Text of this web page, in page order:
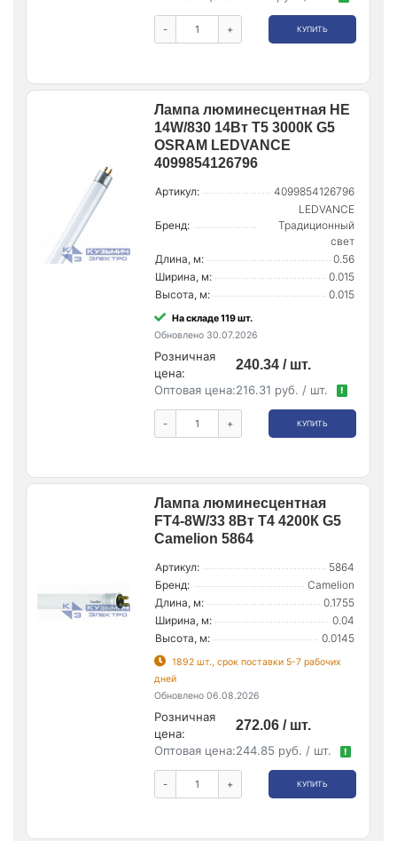
- + КУПИТЬ
Лампа люминесцентная HE
14W/830 14Вт T5 3000К G5
OSRAM LEDVANCE
4099854126796
Артикул: 4099854126796
Бренд:
LEDVANCE
Традиционный
свет
Длина, м:
0.56
Ширина, м:
0.015
Высота, м:
0.015
На складе 119 шт.
Обновлено 30.07.2026
Розничная
цена:
240.34 / шт.
Оптовая цена:216.31 руб. / шт. !
- + КУПИТЬ
Лампа люминесцентная
FT4-8W/33 8Вт T4 4200К G5
Camelion 5864
Артикул:
5864
Бренд:
Camelion
Длина, м:
0.1755
Ширина, м:
0.04
Высота, м:
0.0145
1892 шт., срок поставки 5-7 рабочих
дней
Обновлено 06.08.2026
Розничная
цена:
272.06 / шт.
Оптовая цена:244.85 руб. / шт. !
- + КУПИТЬ